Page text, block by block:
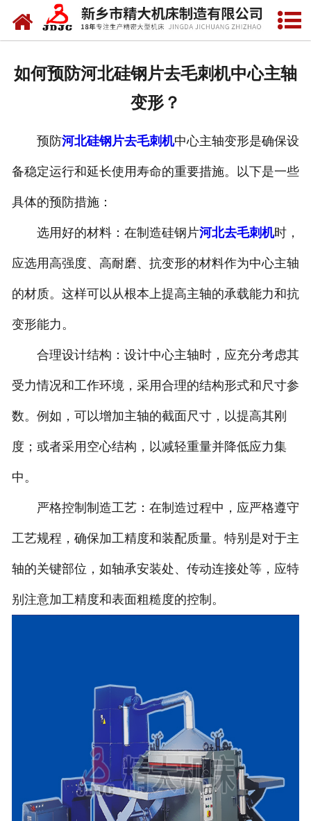
网站首页
联系我们
如何预防河北硅钢片去毛刺机中心主轴
变形？
预防河北硅钢片去毛刺机中心主轴变形是确保设
备稳定运行和延长使用寿命的重要措施。以下是一些
具体的预防措施：
选用好的材料：在制造硅钢片河北去毛刺机时，
应选用高强度、高耐磨、抗变形的材料作为中心主轴
的材质。这样可以从根本上提高主轴的承载能力和抗
变形能力。
合理设计结构：设计中心主轴时，应充分考虑其
受力情况和工作环境，采用合理的结构形式和尺寸参
数。例如，可以增加主轴的截面尺寸，以提高其刚
度；或者采用空心结构，以减轻重量并降低应力集
中。
严格控制制造工艺：在制造过程中，应严格遵守
工艺规程，确保加工精度和装配质量。特别是对于主
轴的关键部位，如轴承安装处、传动连接处等，应特
别注意加工精度和表面粗糙度的控制。